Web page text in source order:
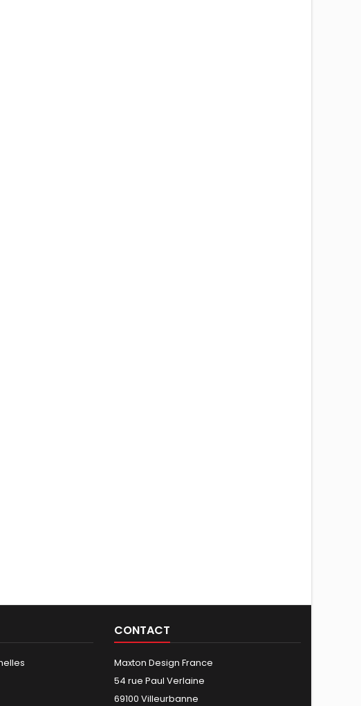
CONTACT
Maxton Design France
54 rue Paul Verlaine
69100 Villeurbanne